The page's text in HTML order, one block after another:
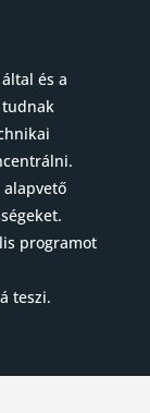
és a
tudnak
programot
teszi.